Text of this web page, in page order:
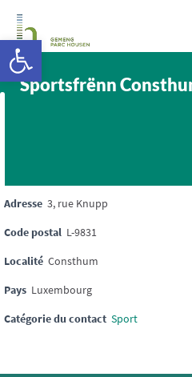
Sportsfrënn
Adresse 3, rue Knupp
Code postal L-9831
Localité Consthum
Pays Luxembourg
Catégorie du contact Sport
Ouvrir la barre d’outils